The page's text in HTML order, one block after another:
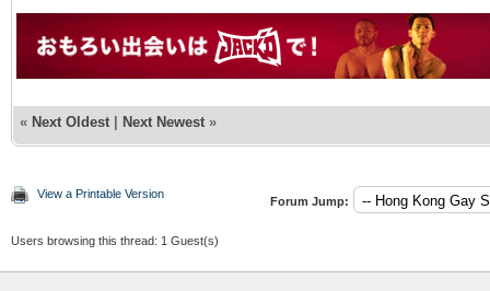
« Next Oldest | Next Newest »
View a Printable Version
Forum Jump:
Users browsing this thread: 1 Guest(s)